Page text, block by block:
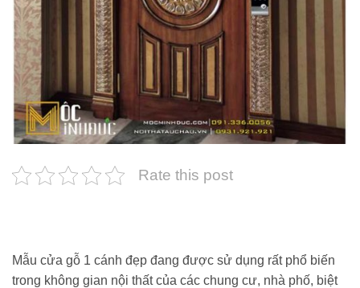
Rate this post
Mẫu cửa gỗ 1 cánh đẹp đang được sử dụng rất phổ biến
trong không gian nội thất của các chung cư, nhà phố, biệt